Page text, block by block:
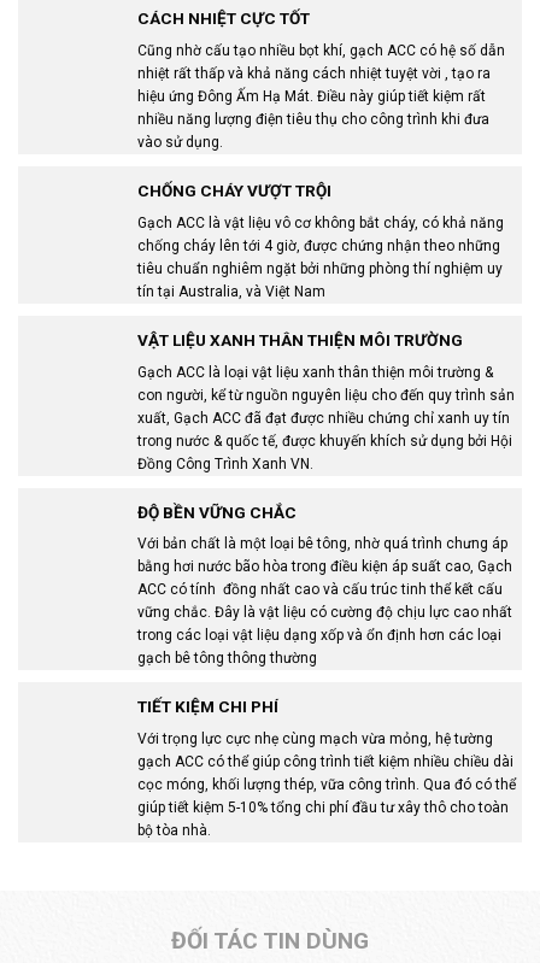
CÁCH NHIỆT CỰC TỐT
Cũng nhờ cấu tạo nhiều bọt khí, gạch ACC có hệ số dẫn
nhiệt rất thấp và khả năng cách nhiệt tuyệt vời , tạo ra
hiệu ứng Đông Ấm Hạ Mát. Điều này giúp tiết kiệm rất
nhiều năng lượng điện tiêu thụ cho công trình khi đưa
vào sử dụng.
CHỐNG CHÁY VƯỢT TRỘI
Gạch ACC là vật liệu vô cơ không bắt cháy, có khả năng
chống cháy lên tới 4 giờ, được chứng nhận theo những
tiêu chuẩn nghiêm ngặt bởi những phòng thí nghiệm uy
tín tại Australia, và Việt Nam
VẬT LIỆU XANH THÂN THIỆN MÔI TRƯỜNG
Gạch ACC là loại vật liệu xanh thân thiện môi trường &
con người, kể từ nguồn nguyên liệu cho đến quy trình sản
xuất, Gạch ACC đã đạt được nhiều chứng chỉ xanh uy tín
trong nước & quốc tế, được khuyến khích sử dụng bởi Hội
Đồng Công Trình Xanh VN.
ĐỘ BỀN VỮNG CHẮC
Với bản chất là một loại bê tông, nhờ quá trình chưng áp
bằng hơi nước bão hòa trong điều kiện áp suất cao, Gạch
ACC có tính đồng nhất cao và cấu trúc tinh thể kết cấu
vững chắc. Đây là vật liệu có cường độ chịu lực cao nhất
trong các loại vật liệu dạng xốp và ổn định hơn các loại
gạch bê tông thông thường
TIẾT KIỆM CHI PHÍ
Với trọng lực cực nhẹ cùng mạch vừa mỏng, hệ tường
gạch ACC có thể giúp công trình tiết kiệm nhiều chiều dài
cọc móng, khối lượng thép, vữa công trình. Qua đó có thể
giúp tiết kiệm 5-10% tổng chi phí đầu tư xây thô cho toàn
bộ tòa nhà.
ĐỐI TÁC TIN DÙNG